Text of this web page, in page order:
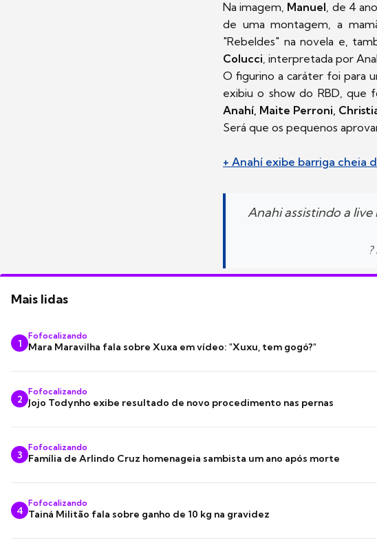
Na imagem, Manuel , de 4
de uma montagem, a
"Rebeldes" na novela e,
Colucci , interpretada por
O figurino a caráter foi para
exibiu o show do RBD, que
Anahí, Maite Perroni,
Será que os pequenos
+ Anahí exibe barriga cheia
Anahi assistindo a
Mais lidas
1
Fofocalizando
Mara Maravilha fala sobre Xuxa em vídeo: "Xuxu, tem gogó?"
2
Fofocalizando
Jojo Todynho exibe resultado de novo procedimento nas pernas
3
Fofocalizando
Família de Arlindo Cruz homenageia sambista um ano após morte
4
Fofocalizando
Tainá Militão fala sobre ganho de 10 kg na gravidez